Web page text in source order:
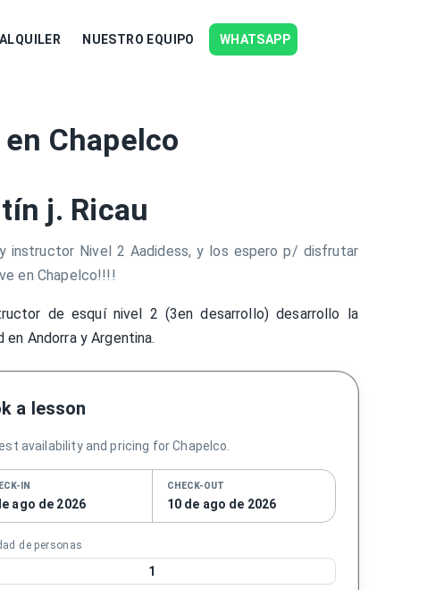
ALQUILER NUESTRO EQUIPO WHATSAPP
Chapelco
j. Ricau
instructor Nivel 2 Aadidess, y los espero p/ disfrutar
en Chapelco!!!!
de esquí nivel 2 (3en desarrollo) desarrollo la
en Andorra y Argentina.
a lesson
availability and pricing for Chapelco.
IN
ago de 2026
CHECK-OUT
10 de ago de 2026
de personas
1